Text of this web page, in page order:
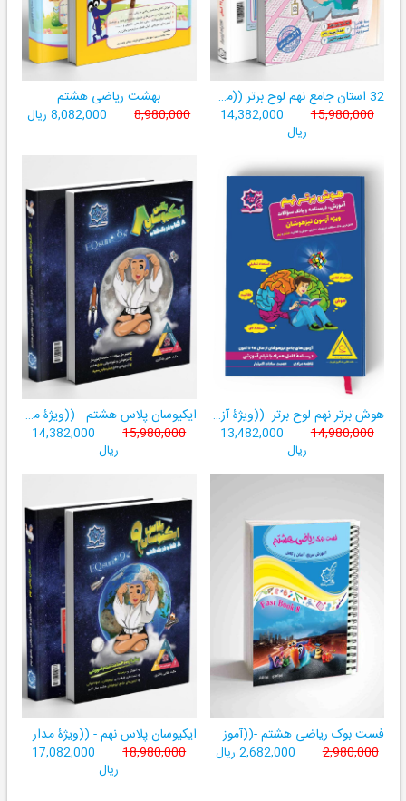
32 استان جامع نهم لوح برتر ((مجموعه آزمون‌های وروردی دبیرستان‌های نمونه‌دولتی 31 استان کشور+ فیلم‌های آموزشی +سامانۀ آزمون ساز آنلاین))
15,980,000
14,382,000
ریال
بهشت ریاضی هشتم
8,980,000 8,082,000 ریال
هوش برتر نهم لوح برتر- ((ویژۀ آزمون تیزهوشان پایۀ نهم+ فیلم آموزشی + سامانۀ آزمون‌ساز رایگان))
14,980,000
13,482,000
ریال
ایکیوسان پلاس هشتم - ((ویژۀ مدارس نمونه دولتی، تیزهوشان و سمپاد+ فیلم‌های آموزشی+سامانۀ آزمون‌ساز رایگان))
15,980,000
14,382,000
ریال
فست بوک ریاضی هشتم -((آموزش سریع، آسان و کامل ریاضی پایۀ هشتم))
2,980,000 2,682,000 ریال
ایکیوسان پلاس نهم - ((ویژۀ مدارس نمونه دولتی، تیزهوشان و سمپاد+ فیلم‌های آموزشی+سامانۀ آزمون‌ساز رایگان))
18,980,000
17,082,000
ریال